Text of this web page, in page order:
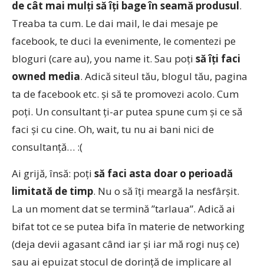
de cât mai mulți să îți bage în seamă produsul.
Treaba ta cum. Le dai mail, le dai mesaje pe
facebook, te duci la evenimente, le comentezi pe
bloguri (care au), you name it. Sau poți să îți faci
owned media. Adică siteul tău, blogul tău, pagina
ta de facebook etc. și să te promovezi acolo. Cum
poți. Un consultant ți-ar putea spune cum și ce să
faci și cu cine. Oh, wait, tu nu ai bani nici de
consultanță… :(
Ai grijă, însă: poți să faci asta doar o perioadă
limitată de timp. Nu o să îți meargă la nesfârșit.
La un moment dat se termină ”tarlaua”. Adică ai
bifat tot ce se putea bifa în materie de networking
(deja devii agasant când iar și iar mă rogi nuș ce)
sau ai epuizat stocul de dorință de implicare al